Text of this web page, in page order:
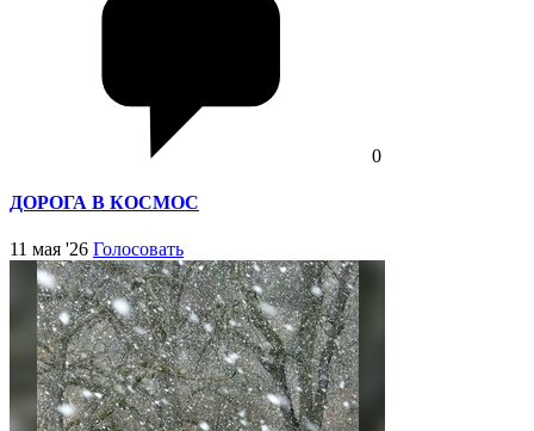
0
ДОРОГА В КОСМОС
11 мая '26 Голосовать